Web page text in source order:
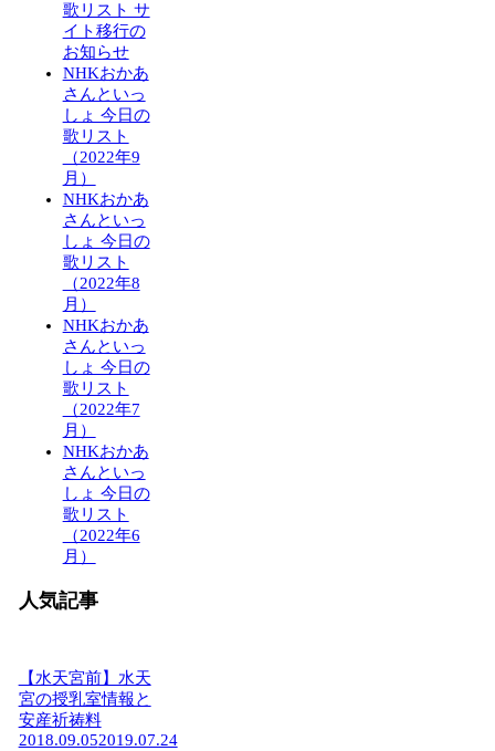
歌リスト サ
イト移行の
お知らせ
NHKおかあ
さんといっ
しょ 今日の
歌リスト
（2022年9
月）
NHKおかあ
さんといっ
しょ 今日の
歌リスト
（2022年8
月）
NHKおかあ
さんといっ
しょ 今日の
歌リスト
（2022年7
月）
NHKおかあ
さんといっ
しょ 今日の
歌リスト
（2022年6
月）
人気記事
【水天宮前】水天
宮の授乳室情報と
安産祈祷料
2018.09.052019.07.24